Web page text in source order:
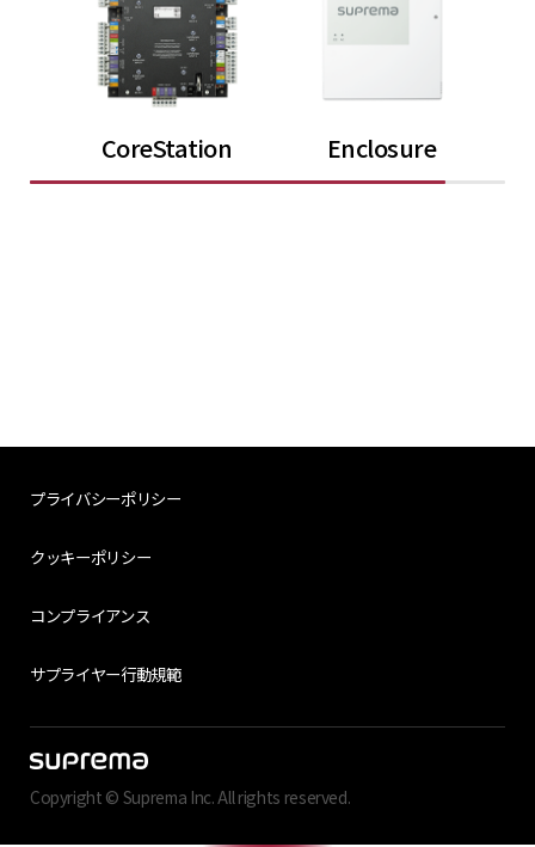
CoreStation Enclosure
プライバシーポリシー
クッキーポリシー
コンプライアンス
サプライヤー行動規範
Copyright © Suprema Inc. All rights reserved.